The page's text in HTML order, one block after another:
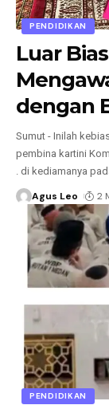
PENDIDIKAN
Luar
dengan
Sumut - Inilah
pembina kartini
. di kediamanya
Agus Leo 2
PENDIDIKAN